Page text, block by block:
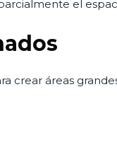
el
crear áreas